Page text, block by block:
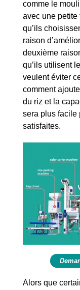
comme le
avec une petite
qu’ils
raison
deuxième
qu’ils utilisent
veulent éviter
comment
du riz et la
sera plus facile
satisfaites.
Alors que